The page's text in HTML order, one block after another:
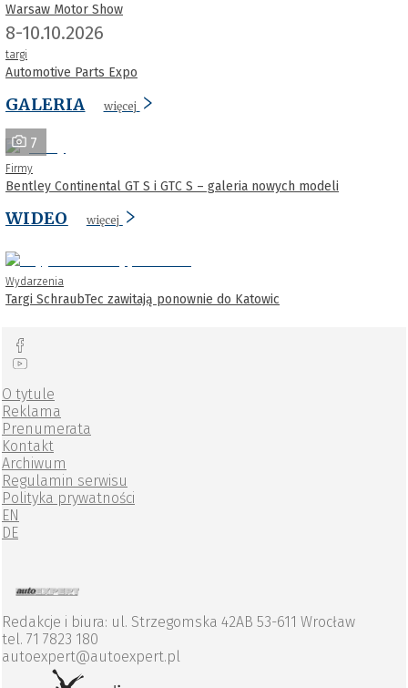
Warsaw Motor Show
8-10.10.2026
targi
Automotive Parts Expo
GALERIA więcej
7
Firmy
Bentley Continental GT S i GTC S – galeria nowych modeli
WIDEO więcej
Wydarzenia
Targi SchraubTec zawitają ponownie do Katowic
O tytule
Reklama
Prenumerata
Kontakt
Archiwum
Regulamin serwisu
Polityka prywatności
EN
DE
Redakcje i biura: ul. Strzegomska 42AB 53-611 Wrocław
tel. 71 7823 180
autoexpert@autoexpert.pl